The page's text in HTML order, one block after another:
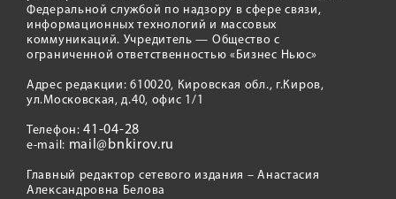
Федеральной службой по надзору в сфере связи,
информационных технологий и массовых
коммуникаций. Учредитель — Общество с
ограниченной ответственностью «Бизнес Ньюс»
Адрес редакции: 610020, Кировская обл., г.Киров,
ул.Московская, д.40, офис 1/1
Телефон:41-04-28
e-mail: mail@bnkirov.ru
Главный редактор сетевого издания – Анастасия
Александровна Белова